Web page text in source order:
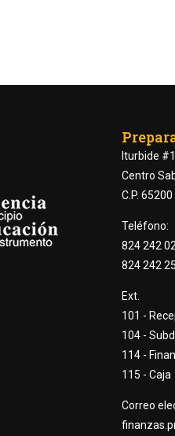
Iturbide
Centro
C.P. 65200
Teléfono:
824 242
824 242
Ext.
101 -
104 -
114 -
115 - Caja
Correo
PARTE